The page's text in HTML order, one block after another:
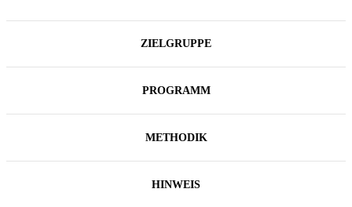
ZIELGRUPPE
PROGRAMM
METHODIK
HINWEIS